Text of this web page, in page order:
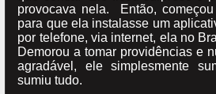
provocava nela. Então,
para que ela instalasse um
por telefone, via internet, ela no
Demorou a tomar providências e
agradável, ele simplesmente
sumiu tudo.